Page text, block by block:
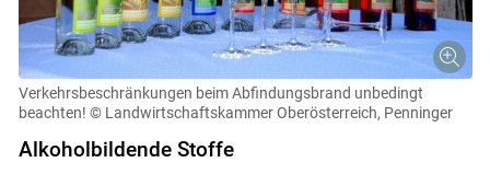
Verkehrsbeschränkungen beim Abfindungsbrand unbedingt
beachten! © Landwirtschaftskammer Oberösterreich, Penninger
Alkoholbildende Stoffe